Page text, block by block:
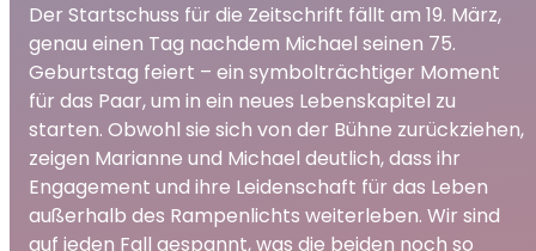
Der Startschuss für die Zeitschrift fällt am 19. März,
genau einen Tag nachdem Michael seinen 75.
Geburtstag feiert – ein symbolträchtiger Moment
für das Paar, um in ein neues Lebenskapitel zu
starten. Obwohl sie sich von der Bühne zurückziehen,
zeigen Marianne und Michael deutlich, dass ihr
Engagement und ihre Leidenschaft für das Leben
außerhalb des Rampenlichts weiterleben. Wir sind
auf jeden Fall gespannt, was die beiden noch so